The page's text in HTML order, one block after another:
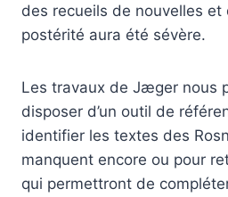
des recueils de nouvelles et
postérité aura été sévère.
Les travaux de Jæger nous
disposer d’un outil de
identifier les textes des
manquent encore ou pour
qui permettront de